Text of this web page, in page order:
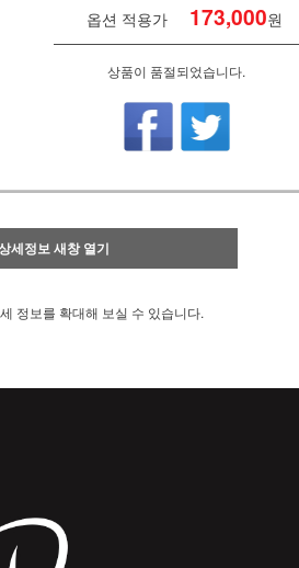
옵션 적용가 173,000원
상품이 품절되었습니다.
세정보 새창 열기
정보를 확대해 보실 수 있습니다.